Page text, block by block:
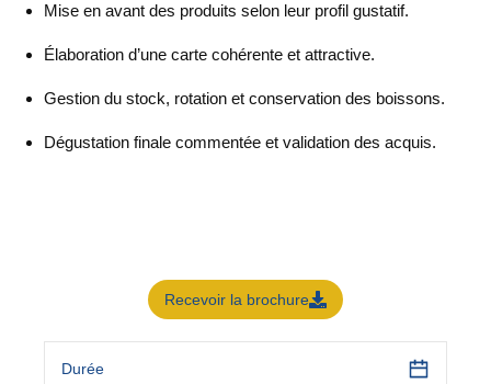
Mise en avant des produits selon leur profil gustatif.
Élaboration d’une carte cohérente et attractive.
Gestion du stock, rotation et conservation des boissons.
Dégustation finale commentée et validation des acquis.
Recevoir la brochure
Durée